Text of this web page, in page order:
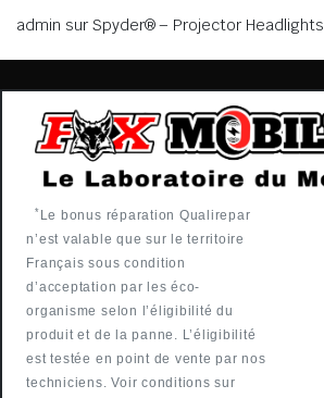
admin sur Spyder® – Projector Headlights
* Le bonus réparation Qualirepar
n’est valable que sur le territoire
Français sous condition
d’acceptation par les éco-
organisme selon l’éligibilité du
produit et de la panne. L’éligibilité
est testée en point de vente par nos
techniciens. Voir conditions sur